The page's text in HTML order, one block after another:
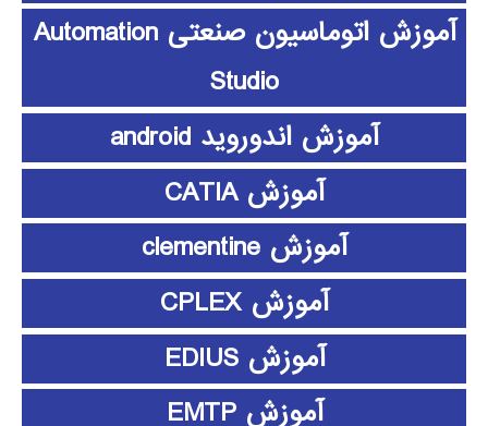
آموزش اتوماسیون صنعتی Automation
Studio
آموزش اندوروید android
آموزش CATIA
آموزش clementine
آموزش CPLEX
آموزش EDIUS
آموزش EMTP